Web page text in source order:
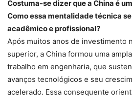
Costuma-se dizer que a China é
Como essa mentalidade técnica
acadêmico e profissional?
Após muitos anos de investimento
superior, a China formou uma
trabalho em engenharia, que
avanços tecnológicos e seu
acelerado. Essa consequente